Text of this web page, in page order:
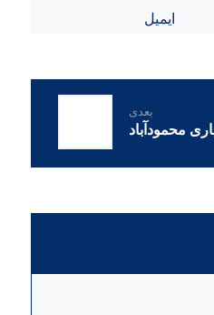
ایمیل
بعدی
محمودآباد